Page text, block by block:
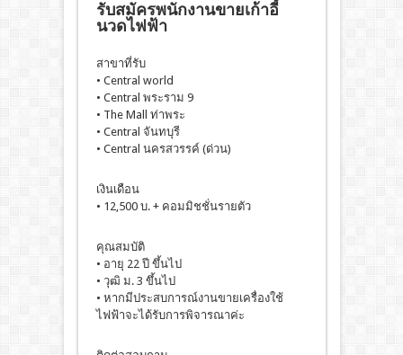
รับสมัครพนักงานขายเก้าอี้
นวดไฟฟ้า
สาขาที่รับ
• Central world
• Central พระราม 9
• The Mall ท่าพระ
• Central จันทบุรี
• Central นครสวรรค์ (ด่วน)
เงินเดือน
• 12,500 บ. + คอมมิชชั่นรายตัว
คุณสมบัติ
• อายุ 22 ปี ขึ้นไป
• วุฒิ ม. 3 ขึ้นไป
• หากมีประสบการณ์งานขายเครื่องใช้
ไฟฟ้าจะได้รับการพิจารณาค่ะ